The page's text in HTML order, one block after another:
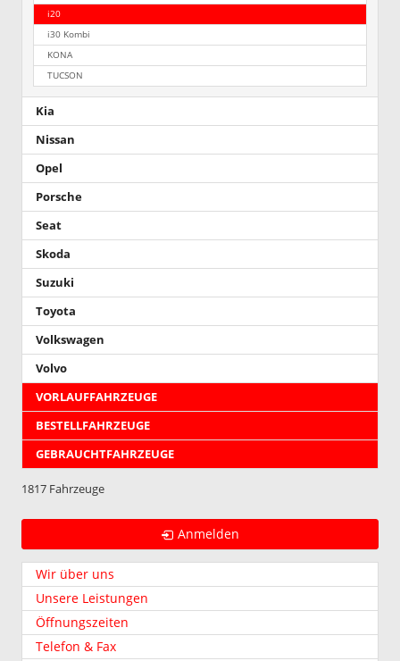
i20
i30 Kombi
KONA
TUCSON
Kia
Nissan
Opel
Porsche
Seat
Skoda
Suzuki
Toyota
Volkswagen
Volvo
VORLAUFFAHRZEUGE
BESTELLFAHRZEUGE
GEBRAUCHTFAHRZEUGE
1817 Fahrzeuge
Anmelden
Wir über uns
Unsere Leistungen
Öffnungszeiten
Telefon & Fax